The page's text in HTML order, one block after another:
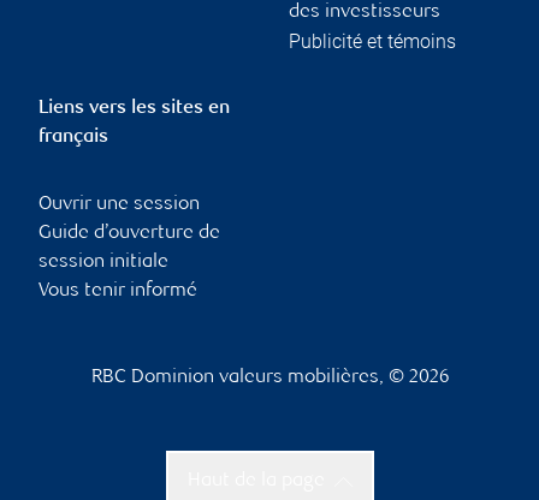
des investisseurs
Publicité et témoins
Liens vers les sites en
français
Ouvrir une session
Guide d’ouverture de
session initiale
Vous tenir informé
RBC Dominion valeurs mobilières, © 2026